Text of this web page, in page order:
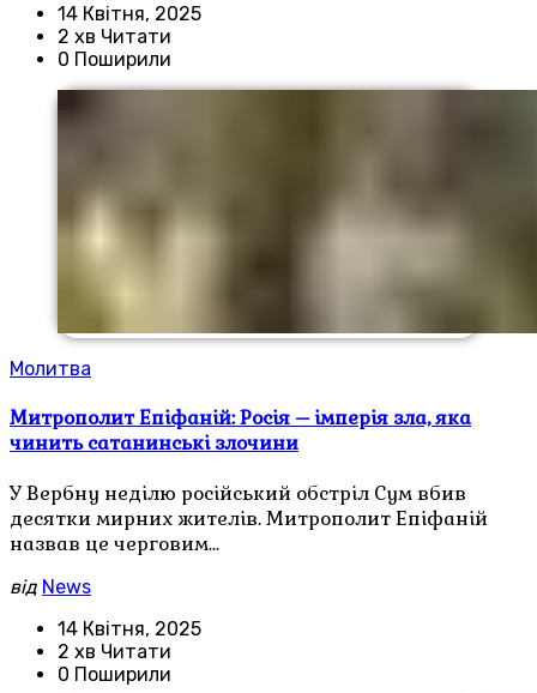
14 Квітня, 2025
2 хв Читати
0 Поширили
Молитва
Митрополит Епіфаній: Росія – імперія зла, яка
чинить сатанинські злочини
У Вербну неділю російський обстріл Сум вбив
десятки мирних жителів. Митрополит Епіфаній
назвав це черговим…
від News
14 Квітня, 2025
2 хв Читати
0 Поширили